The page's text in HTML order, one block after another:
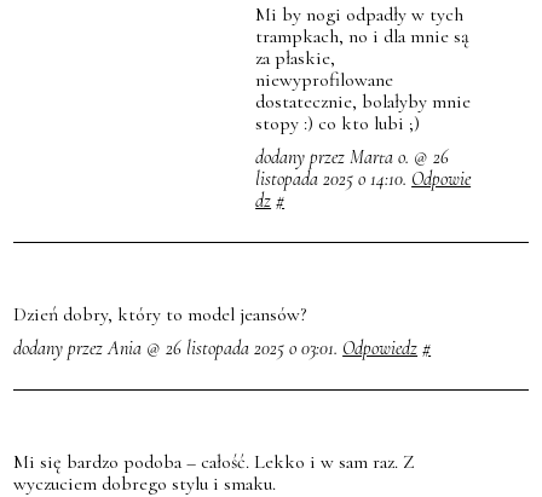
Mi by nogi odpadły w tych
trampkach, no i dla mnie są
za płaskie,
niewyprofilowane
dostatecznie, bolałyby mnie
stopy :) co kto lubi ;)
dodany przez Marta o. @ 26
listopada 2025 o 14:10. Odpowie
dz #
Dzień dobry, który to model jeansów?
dodany przez Ania @ 26 listopada 2025 o 03:01. Odpowiedz #
Mi się bardzo podoba – całość. Lekko i w sam raz. Z
wyczuciem dobrego stylu i smaku.